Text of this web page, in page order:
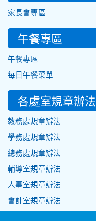
家長會專區
午餐專區
午餐專區
每日午餐菜單
各處室規章辦法
教務處規章辦法
學務處規章辦法
總務處規章辦法
輔導室規章辦法
人事室規章辦法
會計室規章辦法